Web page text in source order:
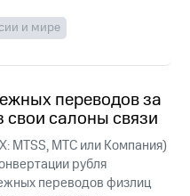
и мире
переводов за
салоны связи
MTSS, МТС или Компания)
рубля
переводов физлиц